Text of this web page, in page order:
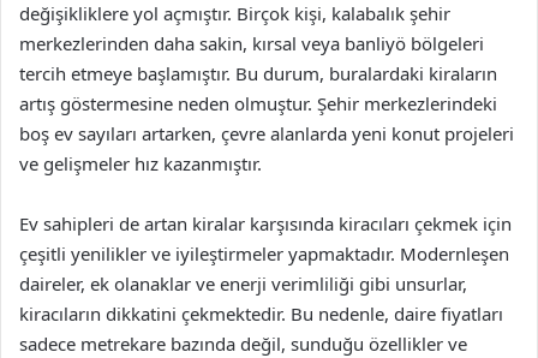
değişikliklere yol açmıştır. Birçok kişi, kalabalık şehir
merkezlerinden daha sakin, kırsal veya banliyö bölgeleri
tercih etmeye başlamıştır. Bu durum, buralardaki kiraların
artış göstermesine neden olmuştur. Şehir merkezlerindeki
boş ev sayıları artarken, çevre alanlarda yeni konut projeleri
ve gelişmeler hız kazanmıştır.
Ev sahipleri de artan kiralar karşısında kiracıları çekmek için
çeşitli yenilikler ve iyileştirmeler yapmaktadır. Modernleşen
daireler, ek olanaklar ve enerji verimliliği gibi unsurlar,
kiracıların dikkatini çekmektedir. Bu nedenle, daire fiyatları
sadece metrekare bazında değil, sunduğu özellikler ve